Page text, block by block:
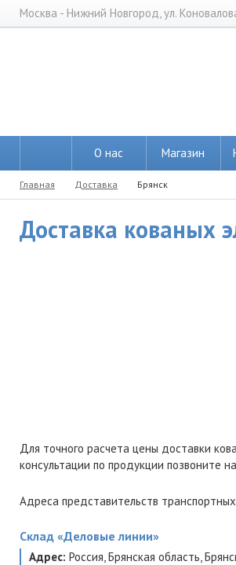
Москва - Нижний Новгород, ул.
О нас Магазин
Главная Доставка Брянск
Доставка кованых
Для точного расчета цены доставки
консультации по продукции
Адреса представительств
Склад «Деловые линии»
Адрес: Россия,Брянская область,